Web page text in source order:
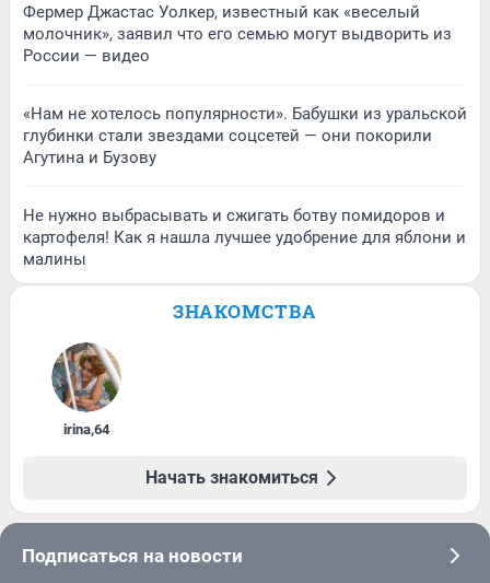
Фермер Джастас Уолкер, известный как «веселый
молочник», заявил что его семью могут выдворить из
России — видео
«Нам не хотелось популярности». Бабушки из уральской
глубинки стали звездами соцсетей — они покорили
Агутина и Бузову
Не нужно выбрасывать и сжигать ботву помидоров и
картофеля! Как я нашла лучшее удобрение для яблони и
малины
ЗНАКОМСТВА
irina,64
Начать знакомиться
Подписаться на новости